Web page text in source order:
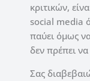
κριτικών,
social media
παύει όμως
δεν πρέπει να
Σας